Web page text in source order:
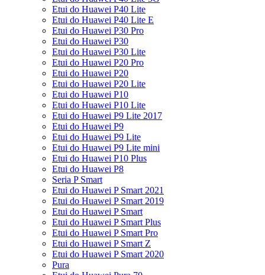
Etui do Huawei P40 Lite
Etui do Huawei P40 Lite E
Etui do Huawei P30 Pro
Etui do Huawei P30
Etui do Huawei P30 Lite
Etui do Huawei P20 Pro
Etui do Huawei P20
Etui do Huawei P20 Lite
Etui do Huawei P10
Etui do Huawei P10 Lite
Etui do Huawei P9 Lite 2017
Etui do Huawei P9
Etui do Huawei P9 Lite
Etui do Huawei P9 Lite mini
Etui do Huawei P10 Plus
Etui do Huawei P8
Seria P Smart
Etui do Huawei P Smart 2021
Etui do Huawei P Smart 2019
Etui do Huawei P Smart
Etui do Huawei P Smart Plus
Etui do Huawei P Smart Pro
Etui do Huawei P Smart Z
Etui do Huawei P Smart 2020
Pura